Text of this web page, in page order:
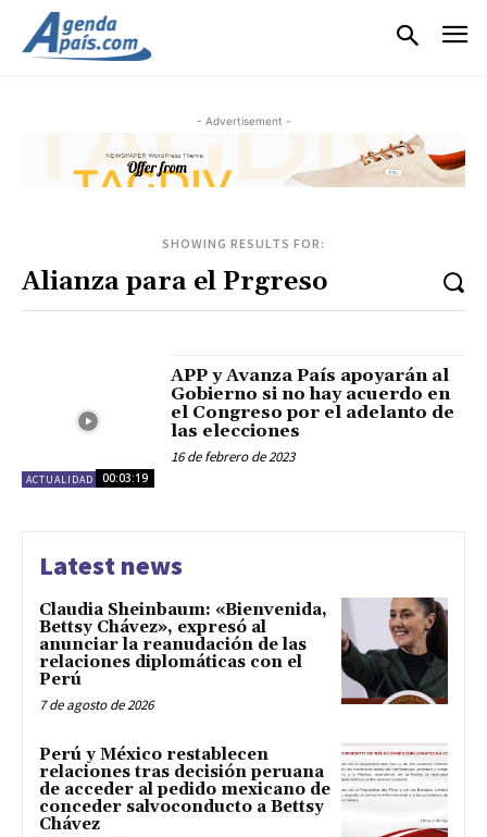
- Advertisement -
SHOWING RESULTS FOR:
ACTUALIDAD 00:03:19
APP y Avanza País apoyarán al
Gobierno si no hay acuerdo en
el Congreso por el adelanto de
las elecciones
16 de febrero de 2023
Latest news
Claudia Sheinbaum: «Bienvenida,
Bettsy Chávez», expresó al
anunciar la reanudación de las
relaciones diplomáticas con el
Perú
7 de agosto de 2026
Perú y México restablecen
relaciones tras decisión peruana
de acceder al pedido mexicano de
conceder salvoconducto a Bettsy
Chávez